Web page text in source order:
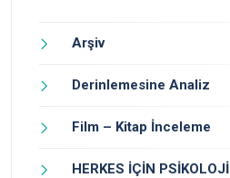
Arşiv
Derinlemesine Analiz
Film – Kitap İnceleme
HERKES İÇİN PSİKOLOJİ